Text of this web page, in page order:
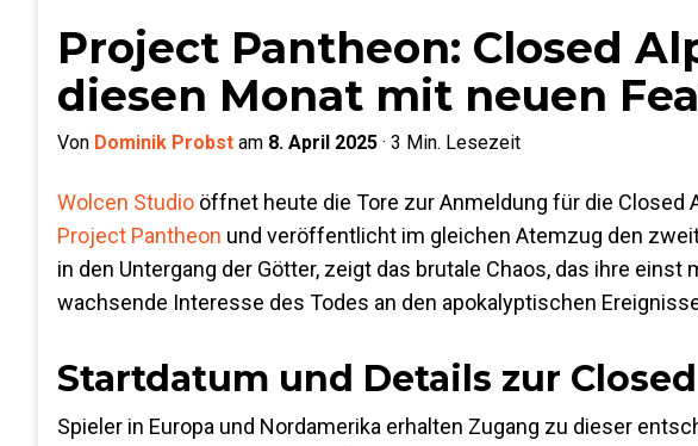
Project Pantheon: Closed
diesen Monat mit neuen
Von Dominik Probst am 8. April 2025 · 3 Min. Lesezeit
Wolcen Studio öffnet heute die Tore zur Anmeldung für die Closed
Project Pantheon und veröffentlicht im gleichen Atemzug den
in den Untergang der Götter, zeigt das brutale Chaos, das ihre
wachsende Interesse des Todes an den apokalyptischen
Startdatum und Details zur
Spieler in Europa und Nordamerika erhalten Zugang zu dieser